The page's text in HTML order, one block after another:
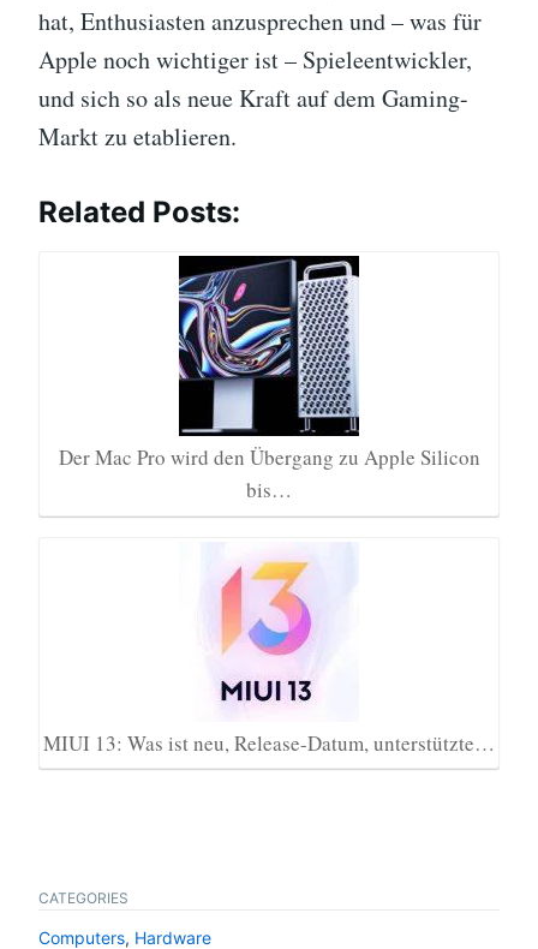
hat, Enthusiasten anzusprechen und – was für
Apple noch wichtiger ist – Spieleentwickler,
und sich so als neue Kraft auf dem Gaming-
Markt zu etablieren.
Related Posts:
Der Mac Pro wird den Übergang zu Apple Silicon
bis…
MIUI 13: Was ist neu, Release-Datum, unterstützte…
CATEGORIES
Computers, Hardware